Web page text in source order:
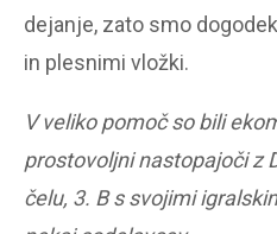
dejanje, zato smo
in plesnimi vložki.
V veliko pomoč so bili
prostovoljni nastopajoči z
čelu, 3. B s svojimi